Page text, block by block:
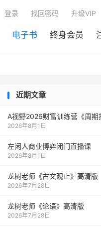
电子书 终身会员
登录 找回密码 升级VIP
近期文章
A视野2026财富训练营《周期
2026年8月1日
左闲人商业博弈闭门直播课
2026年8月1日
龙树老师《古文观止》高清版
2026年7月28日
龙树老师《论语》高清版
2026年7月28日